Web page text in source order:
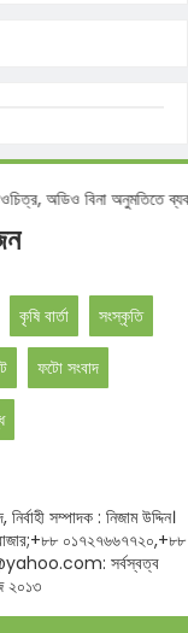
বিনা অনুমতিতে ব্যবহার
কৃষি বার্তা সংস্কৃতি
ফটো সংবাদ
সম্পাদক : নিজাম উদ্দিন।
০১৭২৭৬৬৭৭২০,+৮৮
সর্বস্বত্ব
২০১৩